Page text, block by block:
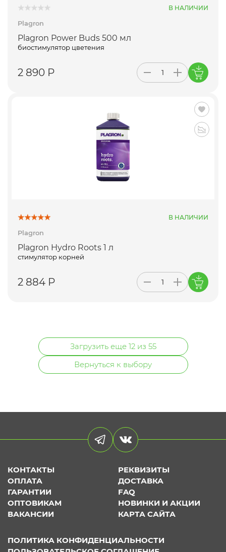
В НАЛИЧИИ
Plagron
Plagron Power Buds 500 мл
биостимулятор цветения
2 890 Р
В НАЛИЧИИ
Plagron
Plagron Hydro Roots 1 л
стимулятор корней
2 884 Р
Загрузить еще 12 из 55
Вернуться к выбору
КОНТАКТЫ
РЕКВИЗИТЫ
ОПЛАТА
ДОСТАВКА
ГАРАНТИИ
FAQ
ОПТОВИКАМ
НОВИНКИ И АКЦИИ
ВАКАНСИИ
КАРТА САЙТА
ПОЛИТИКА КОНФИДЕНЦИАЛЬНОСТИ